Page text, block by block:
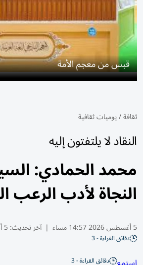
قبس من معجم الأمة
ثقافة/يوميات ثقافية
النقاد لا يلتفتون إليه
محمد الحمادي:
النجاة لأدب الرعب
5 أغسطس 2026 14:57 مساء | آخر تحديث:5 أغسطس 15:26 2026
دقائق القراءة - 3
دقائق القراءة - 3